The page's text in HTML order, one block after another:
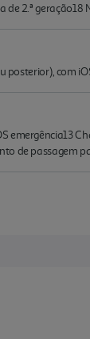
2.ª geração18
posterior), com
emergência13
de passagem